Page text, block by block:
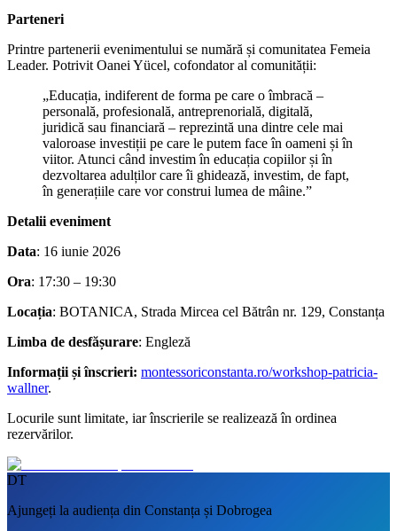
Parteneri
Printre partenerii evenimentului se numără și comunitatea Femeia
Leader. Potrivit Oanei Yücel, cofondator al comunității:
„Educația, indiferent de forma pe care o îmbracă –
personală, profesională, antreprenorială, digitală,
juridică sau financiară – reprezintă una dintre cele mai
valoroase investiții pe care le putem face în oameni și în
viitor. Atunci când investim în educația copiilor și în
dezvoltarea adulților care îi ghidează, investim, de fapt,
în generațiile care vor construi lumea de mâine.”
Detalii eveniment
Data: 16 iunie 2026
Ora: 17:30 – 19:30
Locația: BOTANICA, Strada Mircea cel Bătrân nr. 129, Constanța
Limba de desfășurare: Engleză
Informații și înscrieri: montessoriconstanta.ro/workshop-patricia-
wallner.
Locurile sunt limitate, iar înscrierile se realizează în ordinea
rezervărilor.
DT
Ajungeți la audiența din Constanța și Dobrogea